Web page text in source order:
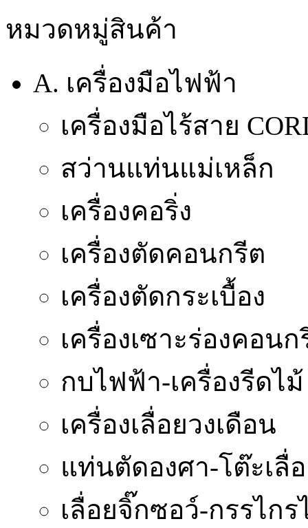
หมวดหมู่สินค้า
A. เครื่องมือไฟฟ้า
เครื่องมือไร้สาย
สว่านแท่นแม่เหล็ก
เครื่องคอริ่ง
เครื่องตัดคอนกรีต
เครื่องตัดกระเบื้อง
เครื่องเซาะร่องคอนก
กบไฟฟ้า-เครื่องรีดไม้
เครื่องเลื่อยวงเดือน
แท่นตัดองศา-โต๊ะเลื่
เลื่อยจิ๊กซอว์-กรรไก